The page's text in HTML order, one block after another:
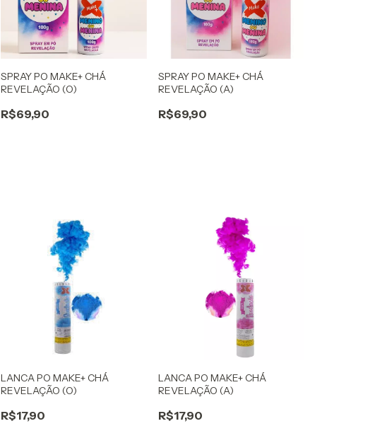
SPRAY PO MAKE+ CHÁ
REVELAÇÃO (O)
R$69,90
SPRAY PO MAKE+ CHÁ
REVELAÇÃO (A)
R$69,90
LANCA PO MAKE+ CHÁ
REVELAÇÃO (O)
R$17,90
LANCA PO MAKE+ CHÁ
REVELAÇÃO (A)
R$17,90